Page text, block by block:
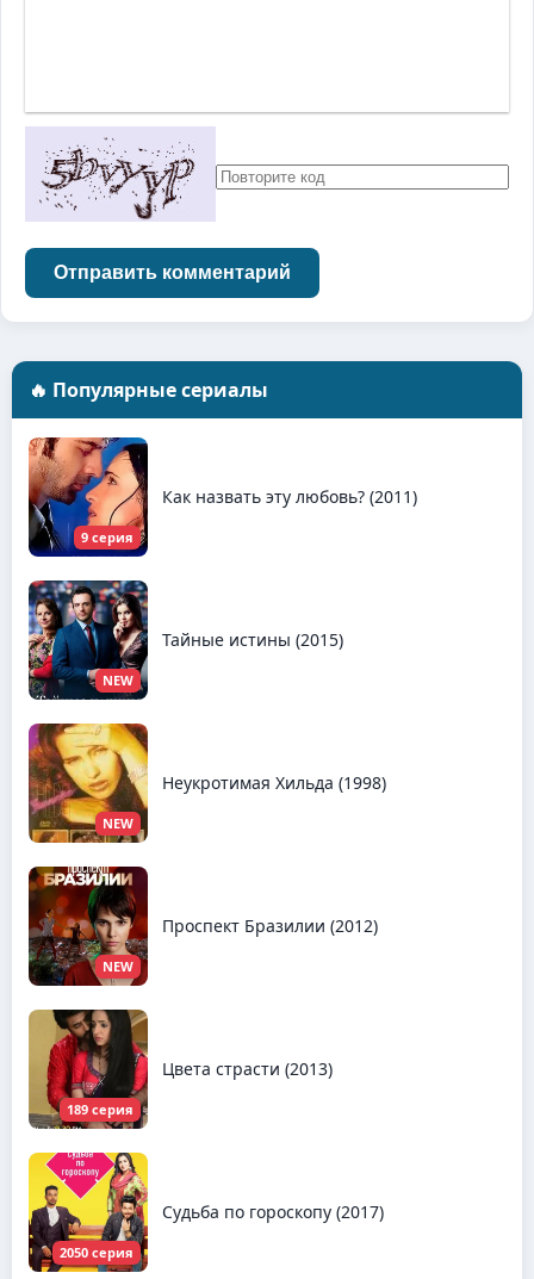
Отправить комментарий
🔥 Популярные сериалы
9 серия
Как назвать эту любовь? (2011)
NEW
Тайные истины (2015)
NEW
Неукротимая Хильда (1998)
NEW
Проспект Бразилии (2012)
189 серия
Цвета страсти (2013)
2050 серия
Судьба по гороскопу (2017)